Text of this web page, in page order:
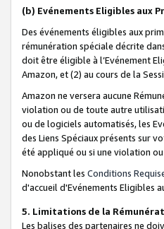
(b) Evénements Eligibles aux
Des événements éligibles aux
rémunération spéciale décrite
doit être éligible à l’Evénement
Amazon, et (2) au cours de la
Amazon ne versera aucune
violation ou de toute autre
ou de logiciels automatisés, les
des Liens Spéciaux présents sur
été appliqué ou si une violation
Nonobstant les Conditions
d'accueil d'Evénements Eligibles
5. Limitations de la
Les balises des partenaires ne